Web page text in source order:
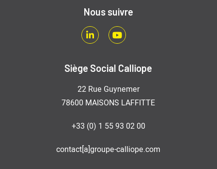
Nous suivre
LinkedInYoutube
Siège Social Calliope
22 Rue Guynemer
78600 MAISONS LAFFITTE
+33 (0) 1 55 93 02 00
contact[a]groupe-calliope.com